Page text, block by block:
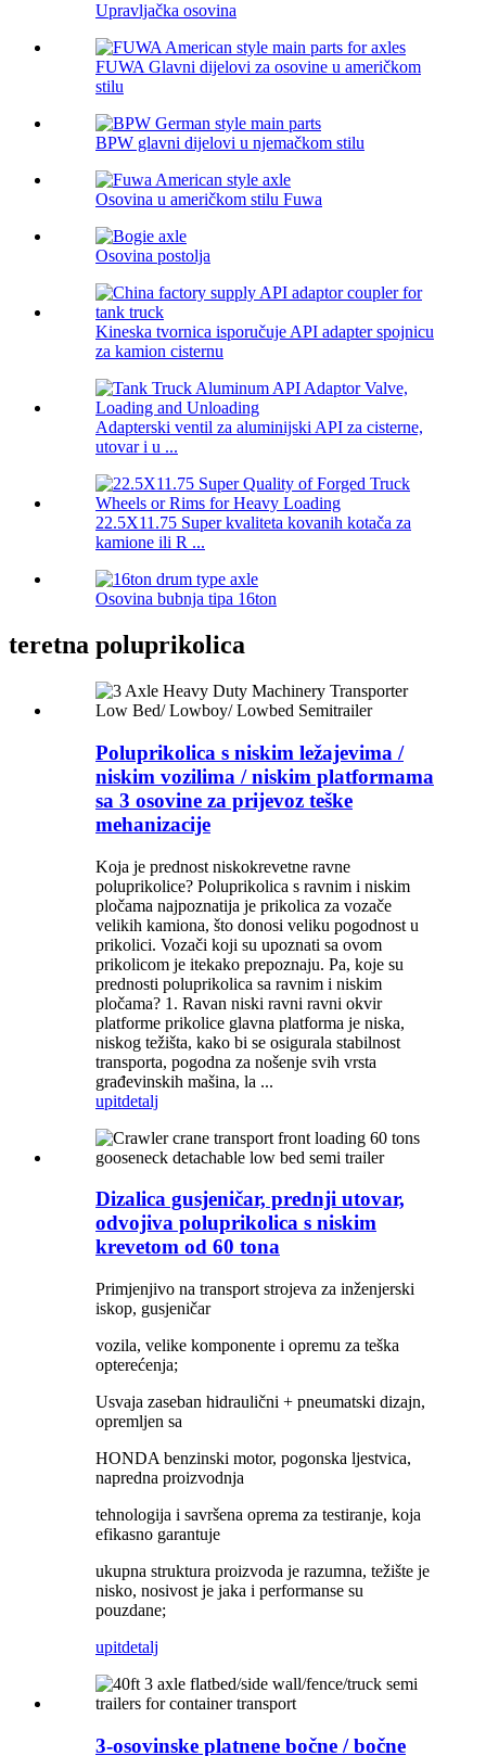
Upravljačka osovina
FUWA Glavni dijelovi za osovine u američkom
stilu
BPW glavni dijelovi u njemačkom stilu
Osovina u američkom stilu Fuwa
Osovina postolja
Kineska tvornica isporučuje API adapter spojnicu
za kamion cisternu
Adapterski ventil za aluminijski API za cisterne,
utovar i u ...
22.5X11.75 Super kvaliteta kovanih kotača za
kamione ili R ...
Osovina bubnja tipa 16ton
teretna poluprikolica
Poluprikolica s niskim ležajevima /
niskim vozilima / niskim platformama
sa 3 osovine za prijevoz teške
mehanizacije
Koja je prednost niskokrevetne ravne
poluprikolice? Poluprikolica s ravnim i niskim
pločama najpoznatija je prikolica za vozače
velikih kamiona, što donosi veliku pogodnost u
prikolici. Vozači koji su upoznati sa ovom
prikolicom je itekako prepoznaju. Pa, koje su
prednosti poluprikolica sa ravnim i niskim
pločama? 1. Ravan niski ravni ravni okvir
platforme prikolice glavna platforma je niska,
niskog težišta, kako bi se osigurala stabilnost
transporta, pogodna za nošenje svih vrsta
građevinskih mašina, la ...
upitdetalj
Dizalica gusjeničar, prednji utovar,
odvojiva poluprikolica s niskim
krevetom od 60 tona
Primjenjivo na transport strojeva za inženjerski
iskop, gusjeničar
vozila, velike komponente i opremu za teška
opterećenja;
Usvaja zaseban hidraulični + pneumatski dizajn,
opremljen sa
HONDA benzinski motor, pogonska ljestvica,
napredna proizvodnja
tehnologija i savršena oprema za testiranje, koja
efikasno garantuje
ukupna struktura proizvoda je razumna, težište je
nisko, nosivost je jaka i performanse su
pouzdane;
upitdetalj
3-osovinske platnene bočne / bočne